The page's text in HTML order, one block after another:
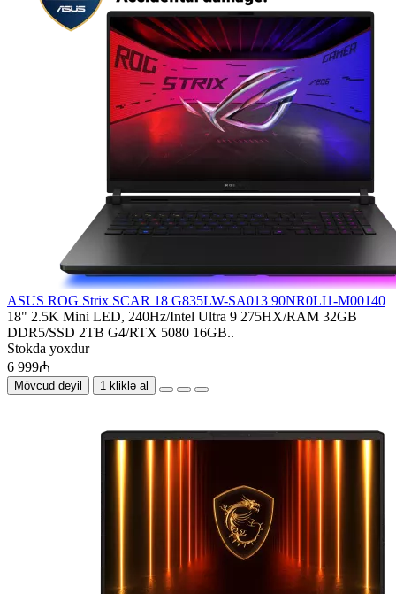
ASUS ROG Strix SCAR 18 G835LW-SA013 90NR0LI1-M00140
18" 2.5K Mini LED, 240Hz/Intel Ultra 9 275HX/RAM 32GB
DDR5/SSD 2TB G4/RTX 5080 16GB..
Stokda yoxdur
6 999₼
Mövcud deyil 1 kliklə al